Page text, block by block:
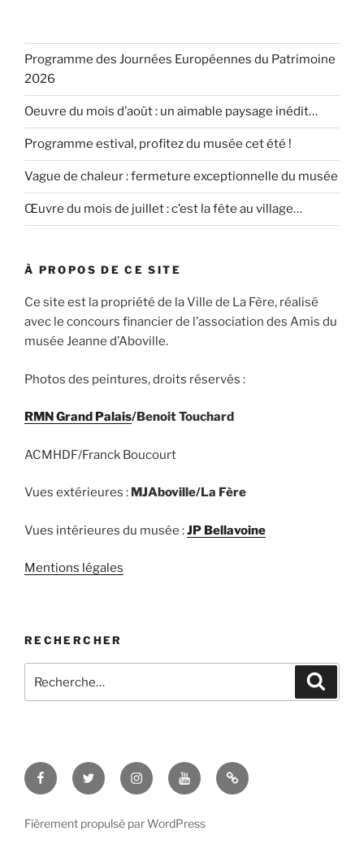
Programme des Journées Européennes du Patrimoine
2026
Oeuvre du mois d’août : un aimable paysage inédit…
Programme estival, profitez du musée cet été !
Vague de chaleur : fermeture exceptionnelle du musée
Œuvre du mois de juillet : c’est la fête au village…
À PROPOS DE CE SITE
Ce site est la propriété de la Ville de La Fère, réalisé
avec le concours financier de l’association des Amis du
musée Jeanne d’Aboville.
Photos des peintures, droits réservés :
RMN Grand Palais/Benoit Touchard
ACMHDF/Franck Boucourt
Vues extérieures : MJAboville/La Fère
Vues intérieures du musée :JP Bellavoine
Mentions légales
RECHERCHER
pour
FacebookTwitter InstagramYoutubeTikTok
Fièrement propulsé par WordPress